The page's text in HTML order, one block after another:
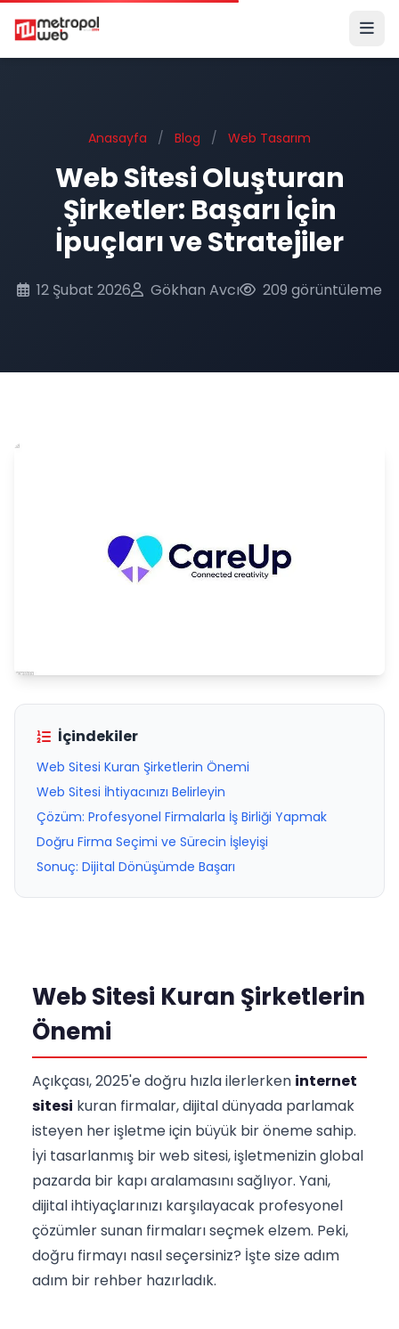
Ana içeriğe geç
Anasayfa / Blog / Web Tasarım
Web Sitesi Oluşturan
Şirketler: Başarı İçin
İpuçları ve Stratejiler
12 Şubat 2026 Gökhan Avcı 209 görüntüleme
İçindekiler
Web Sitesi Kuran Şirketlerin Önemi
Web Sitesi İhtiyacınızı Belirleyin
Çözüm: Profesyonel Firmalarla İş Birliği Yapmak
Doğru Firma Seçimi ve Sürecin İşleyişi
Sonuç: Dijital Dönüşümde Başarı
Web Sitesi Kuran Şirketlerin
Önemi
Açıkçası, 2025'e doğru hızla ilerlerken internet
sitesi kuran firmalar, dijital dünyada parlamak
isteyen her işletme için büyük bir öneme sahip.
İyi tasarlanmış bir web sitesi, işletmenizin global
pazarda bir kapı aralamasını sağlıyor. Yani,
dijital ihtiyaçlarınızı karşılayacak profesyonel
çözümler sunan firmaları seçmek elzem. Peki,
doğru firmayı nasıl seçersiniz? İşte size adım
adım bir rehber hazırladık.